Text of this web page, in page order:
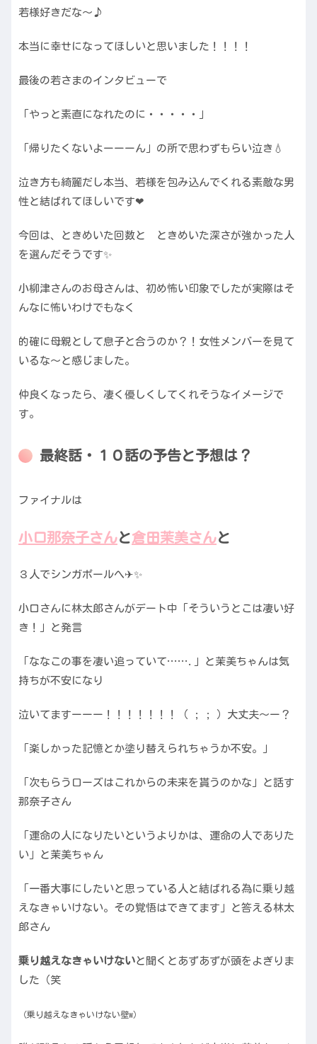
若様好きだな〜♪
本当に幸せになってほしいと思いました！！！！
最後の若さまのインタビューで
「やっと素直になれたのに・・・・・」
「帰りたくないよーーーん」の所で思わずもらい泣き💧
泣き方も綺麗だし本当、若様を包み込んでくれる素敵な男
性と結ばれてほしいです❤
今回は、ときめいた回数と ときめいた深さが強かった人
を選んだそうです✨
小柳津さんのお母さんは、初め怖い印象でしたが実際はそ
んなに怖いわけでもなく
的確に母親として息子と合うのか？！女性メンバーを見て
いるな〜と感じました。
仲良くなったら、凄く優しくしてくれそうなイメージで
す。
最終話・１０話の予告と予想は？
ファイナルは
小口那奈子さんと倉田茉美さんと
３人でシンガポールへ✈✨
小口さんに林太郎さんがデート中「そういうとこは凄い好
き！」と発言
「ななこの事を凄い追っていて…….」と茉美ちゃんは気
持ちが不安になり
泣いてますーーー！！！！！！！（ ; ; ）大丈夫〜ー？
「楽しかった記憶とか塗り替えられちゃうか不安。」
「次もらうローズはこれからの未来を貰うのかな」と話す
那奈子さん
「運命の人になりたいというよりかは、運命の人でありた
い」と茉美ちゃん
「一番大事にしたいと思っている人と結ばれる為に乗り越
えなきゃいけない。その覚悟はできてます」と答える林太
郎さん
乗り越えなきゃいけないと聞くとあずあずが頭をよぎりま
した（笑
（乗り越えなきゃいけない壁w）